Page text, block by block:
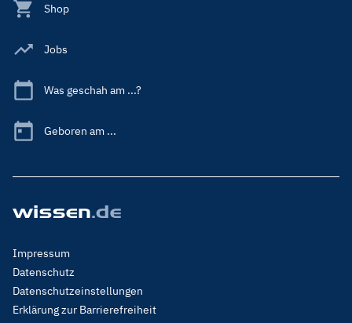
Shop
Jobs
Was geschah am ...?
Geboren am ...
Footer
Menu
Legal
Impressum
Datenschutz
Datenschutzeinstellungen
Erklärung zur Barrierefreiheit